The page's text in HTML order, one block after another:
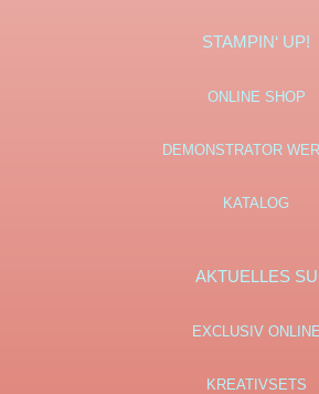
STAMPIN‘ UP!
ONLINE SHOP
DEMONSTRATOR
KATALOG
AKTUELLES SU
EXCLUSIV ONLINE
KREATIVSETS